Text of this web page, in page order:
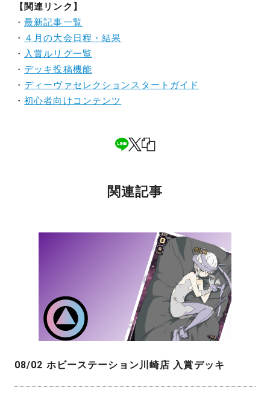
【関連リンク】
・最新記事一覧
・ ４月の大会日程・結果
・ 入賞ルリグ一覧
・ デッキ投稿機能
・ ディーヴァセレクションスタートガイド
・初心者向けコンテンツ
関連記事
08/02 ホビーステーション川崎店 入賞デッキ